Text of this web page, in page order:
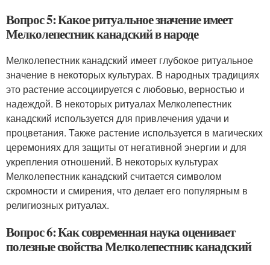
Вопрос 5: Какое ритуальное значение имеет
Мелколепестник канадский в народе
Мелколепестник канадский имеет глубокое ритуальное
значение в некоторых культурах. В народных традициях
это растение ассоциируется с любовью, верностью и
надеждой. В некоторых ритуалах Мелколепестник
канадский используется для привлечения удачи и
процветания. Также растение используется в магических
церемониях для защиты от негативной энергии и для
укрепления отношений. В некоторых культурах
Мелколепестник канадский считается символом
скромности и смирения, что делает его популярным в
религиозных ритуалах.
Вопрос 6: Как современная наука оценивает
полезные свойства Мелколепестник канадский